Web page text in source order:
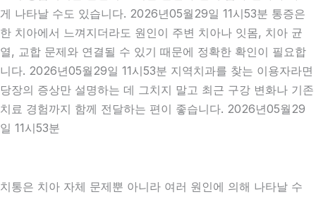
게 나타날 수도 있습니다. 2026년05월29일 11시53분 통증은
한 치아에서 느껴지더라도 원인이 주변 치아나 잇몸, 치아 균
열, 교합 문제와 연결될 수 있기 때문에 정확한 확인이 필요합
니다. 2026년05월29일 11시53분 지역치과를 찾는 이용자라면
당장의 증상만 설명하는 데 그치지 말고 최근 구강 변화나 기존
치료 경험까지 함께 전달하는 편이 좋습니다. 2026년05월29
일 11시53분
치통은 치아 자체 문제뿐 아니라 여러 원인에 의해 나타날 수